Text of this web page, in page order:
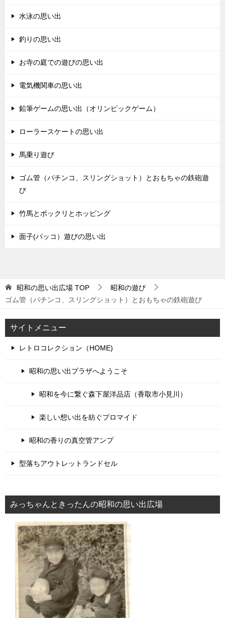
水泳の思い出
釣りの思い出
お寺の庭での遊びの思い出
電気機関車の思い出
鉛筆ゲームの思い出（オリンピックゲーム）
ローラースケートの思い出
馬乗り遊び
ゴム管（パチンコ、スリングショット）とおもちゃの鉄砲遊
び
竹馬とポックリとホッピング
面子(パッコ）遊びの思い出
昭和の思い出広場 TOP
昭和の遊び
ゴム管（パチンコ、スリングショット）とおもちゃの鉄砲遊び
サイトメニュー
レトロコレクション（HOME)
昭和の思い出プラザへようこそ
昭和を今に繋ぐ森下屋洋品店（香取市小見川）
楽しい想い出を紡ぐプロマイド
昭和の香りの真空管アンプ
型落ちアウトレットランドセル
みっちゃんときったんの昭和の思い出広場